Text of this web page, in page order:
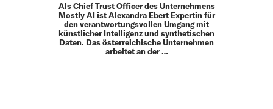
Als Chief Trust Officer des Unternehmens
Mostly AI ist Alexandra Ebert Expertin für
den verantwortungsvollen Umgang mit
künstlicher Intelligenz und synthetischen
Daten. Das österreichische Unternehmen
arbeitet an der …